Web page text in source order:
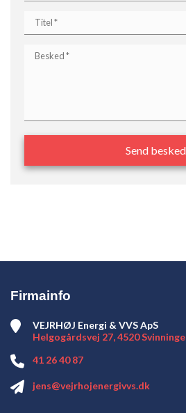
Firmainfo
VEJRHØJ Energi & VVS ApS
Helgogårdsvej 27, 4520 Svinninge
41 26 40 87
jens@vejrhojenergivvs.dk